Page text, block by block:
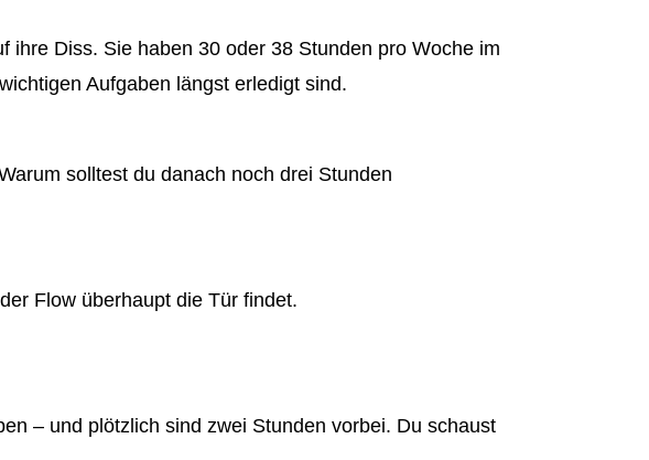
ihre Diss. Sie haben 30 oder 38 Stunden pro Woche im
Aufgaben längst erledigt sind.
solltest du danach noch drei Stunden
Flow überhaupt die Tür findet.
– und plötzlich sind zwei Stunden vorbei. Du schaust